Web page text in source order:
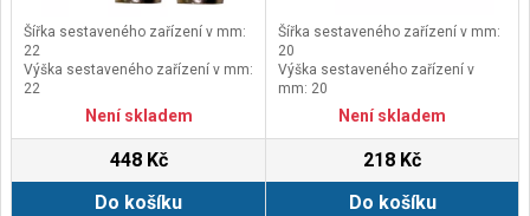
Šířka sestaveného zařízení v mm:
22
Výška sestaveného zařízení v mm:
22
Délka sestaveného zařízení v mm:
Není skladem
448 Kč
Do košíku
Šířka sestaveného zařízení v mm:
20
Výška sestaveného zařízení v
mm: 20
Délka sestaveného zařízení v mm:
Není skladem
218 Kč
Do košíku